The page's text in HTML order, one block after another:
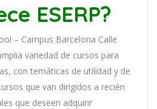
ESERP?
– Campus Barcelona Calle
ia variedad de cursos para
as, con temáticas de utilidad y de
que van dirigidos a recién
que deseen adquirir